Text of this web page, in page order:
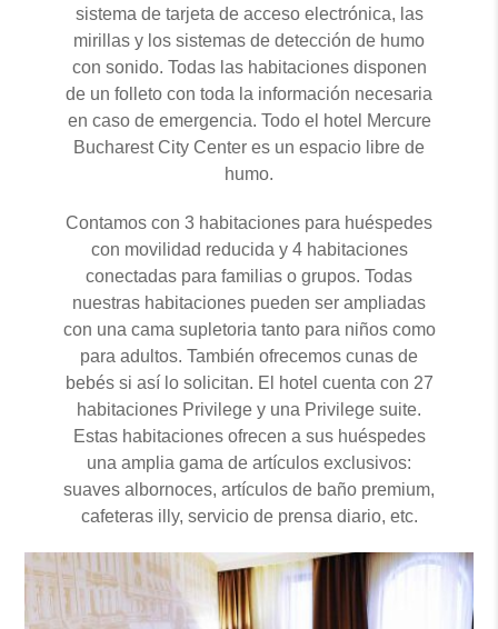
sistema de tarjeta de acceso electrónica, las
mirillas y los sistemas de detección de humo
con sonido. Todas las habitaciones disponen
de un folleto con toda la información necesaria
en caso de emergencia. Todo el hotel Mercure
Bucharest City Center es un espacio libre de
humo.
Contamos con 3 habitaciones para huéspedes
con movilidad reducida y 4 habitaciones
conectadas para familias o grupos. Todas
nuestras habitaciones pueden ser ampliadas
con una cama supletoria tanto para niños como
para adultos. También ofrecemos cunas de
bebés si así lo solicitan. El hotel cuenta con 27
habitaciones Privilege y una Privilege suite.
Estas habitaciones ofrecen a sus huéspedes
una amplia gama de artículos exclusivos:
suaves albornoces, artículos de baño premium,
cafeteras illy, servicio de prensa diario, etc.